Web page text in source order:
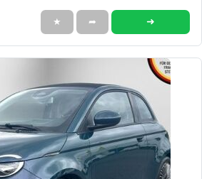
★ ➦ ➜